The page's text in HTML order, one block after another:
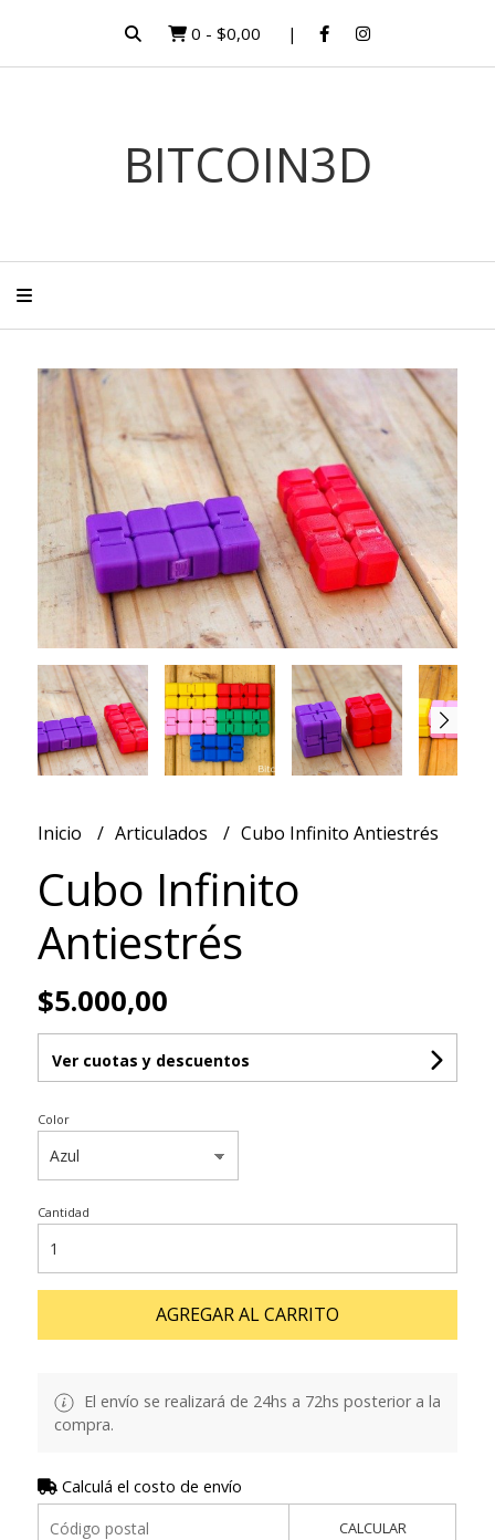
0 - $0,00
BITCOIN3D
Inicio Articulados Cubo Infinito Antiestrés
Cubo Infinito
Antiestrés
$5.000,00
Ver cuotas y descuentos
Color
Cantidad
AGREGAR AL CARRITO
El envío se realizará de 24hs a 72hs posterior a la
compra.
Calculá el costo de envío
CALCULAR